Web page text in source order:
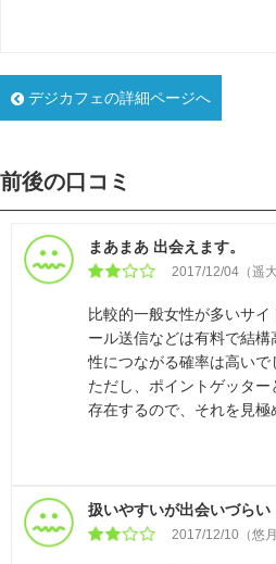
デジカフェの詳細ページへ
前後の口コミ
まあまあ 出会えます。
2017/12/04（遥大
比較的一般女性が多いサ
ール送信などは有料で結
性につながる確率は高いで
ただし、ポイントゲッタ
存在するので、それを見極
扱いやすいが出会いづらい
2017/12/10（悠月